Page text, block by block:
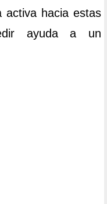
activa hacia estas
ayuda a un